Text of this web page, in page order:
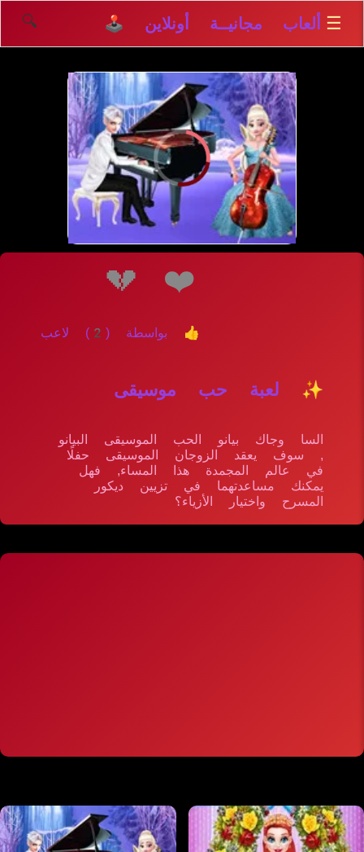
☰ ألعاب مجانيــة أونلاين 🕹️ 🔍
❤️
💔
👍 بواسطة (2) لاعب
✨ لعبة حب موسيقى
السا وجاك بيانو الحب الموسيقى البيانو
, سوف يعقد الزوجان الموسيقى حفلًا
في عالم المجمدة هذا المساء, فهل
يمكنك مساعدتهما في تزيين ديكور
المسرح واختيار الأزياء؟